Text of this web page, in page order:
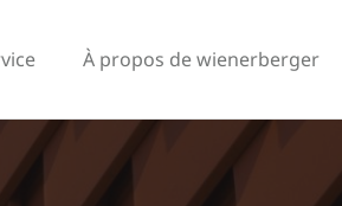
À propos de wienerberger